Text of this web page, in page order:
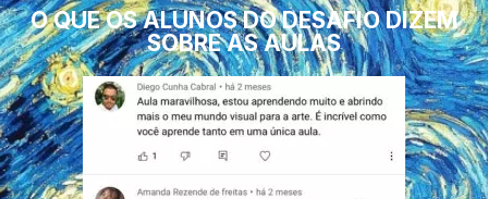
O QUE OS ALUNOS DO DESAFIO DIZEM
SOBRE AS AULAS